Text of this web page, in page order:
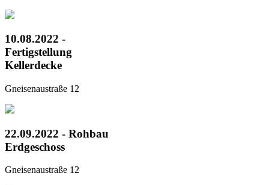
10.08.2022 -
Fertigstellung
Kellerdecke
Gneisenaustraße 12
22.09.2022 - Rohbau
Erdgeschoss
Gneisenaustraße 12